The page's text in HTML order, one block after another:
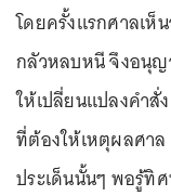
โดยครั้งแรกศาลเห็
กลัวหลบหนี จึงอนุญ
ให้เปลี่ยนแปลงคำสั่
ที่ต้องให้เหตุผลศาล
ประเด็นนั้นๆ พอรู้ทิ